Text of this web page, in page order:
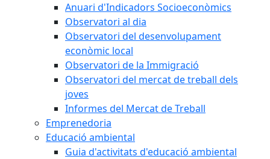
Anuari d'Indicadors Socioeconòmics
Observatori al dia
Observatori del desenvolupament
econòmic local
Observatori de la Immigració
Observatori del mercat de treball dels
joves
Informes del Mercat de Treball
Emprenedoria
Educació ambiental
Guia d'activitats d'educació ambiental